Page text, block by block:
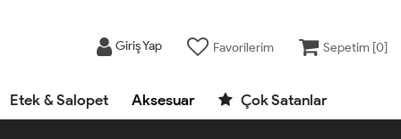
Giriş Yap Favorilerim Sepetim [0]
Etek & Salopet Aksesuar Çok Satanlar